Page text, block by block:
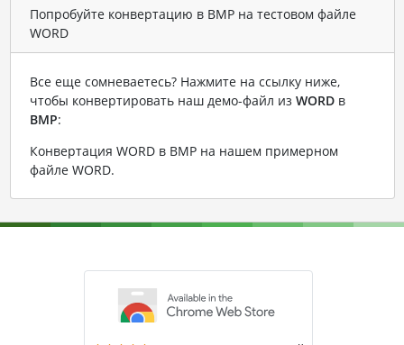
Попробуйте конвертацию в BMP на тестовом файле
WORD
Все еще сомневаетесь? Нажмите на ссылку ниже,
чтобы конвертировать наш демо-файл из WORDв
BMP:
Конвертация WORD в BMP на нашем примерном
файле WORD.